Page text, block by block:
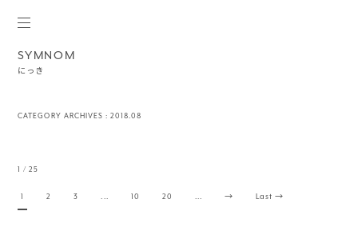
SYMNOM
にっき
CATEGORY ARCHIVES : 2018.08
1 / 25
1 2 3 ... 10 20 ... → Last →